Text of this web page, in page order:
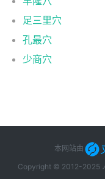
足三里穴
孔最穴
少商穴
本网站由
Copyright © 2012-2025